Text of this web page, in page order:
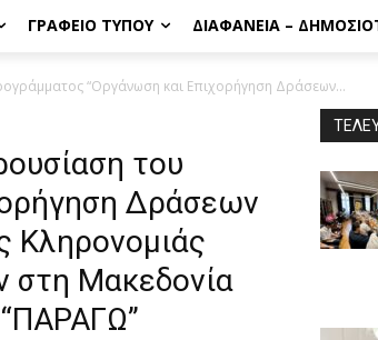
ΓΡΑΦΕΊΟ ΤΎΠΟΥ ΔΙΑΦΆΝΕΙΑ –
“Οργάνωση και Επιχορήγηση Δράσεων...
του
Δράσεων
Κληρονομιάς
στη Μακεδονία